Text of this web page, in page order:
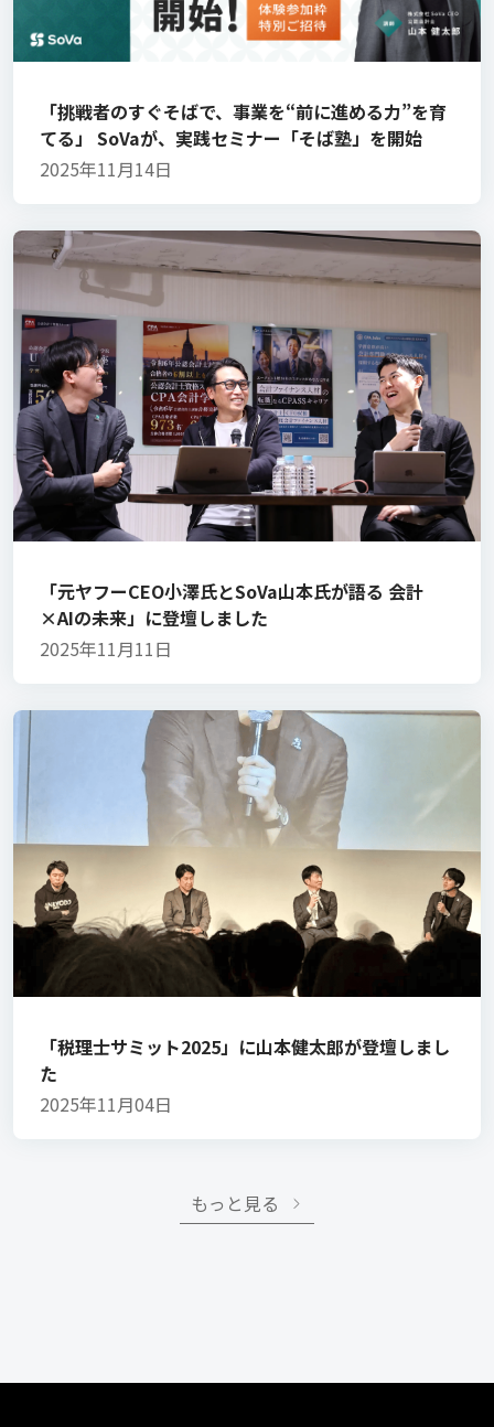
「挑戦者のすぐそばで、事業を“前に進める力”を育
てる」 SoVaが、実践セミナー「そば塾」を開始
2025年11月14日
「元ヤフーCEO小澤氏とSoVa山本氏が語る 会計
×AIの未来」に登壇しました
2025年11月11日
「税理士サミット2025」に山本健太郎が登壇しまし
た
2025年11月04日
もっと見る